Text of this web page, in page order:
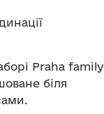
Praha family
біля